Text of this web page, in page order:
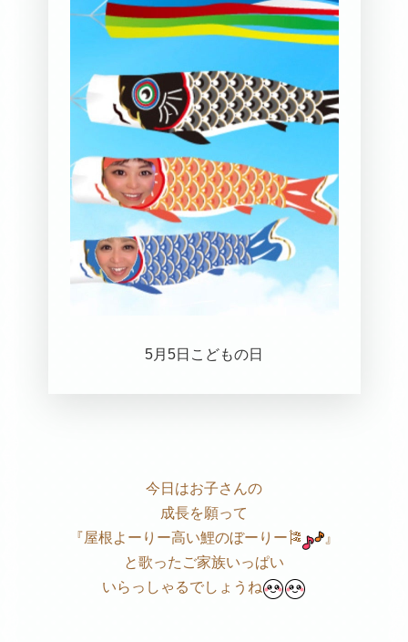
5月5日こどもの日
今日はお子さんの
成長を願って
『屋根よーりー高い鯉のぼーりー🎏
』
と歌ったご家族いっぱい
いらっしゃるでしょうね